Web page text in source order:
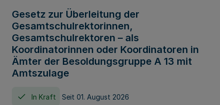
Gesetz zur Überleitung der
Gesamtschulrektorinnen,
Gesamtschulrektoren – als
Koordinatorinnen oder Koordinatoren in
Ämter der Besoldungsgruppe A 13 mit
Amtszulage
In Kraft Seit 01. August 2026